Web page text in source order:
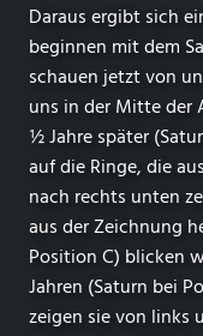
Daraus ergibt sich
beginnen mit dem
schauen jetzt von
uns in der Mitte der
½ Jahre später
auf die Ringe, die
nach rechts unten
aus der Zeichnung
Position C) blicken
Jahren (Saturn bei
zeigen sie von links